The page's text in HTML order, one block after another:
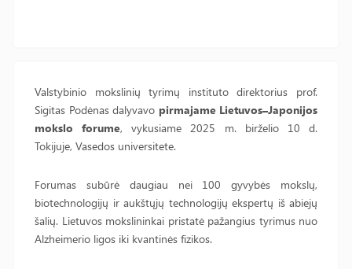
Valstybinio mokslinių tyrimų instituto direktorius prof.
Sigitas Podėnas dalyvavo pirmajame Lietuvos–Japonijos
mokslo forume, vykusiame 2025 m. birželio 10 d.
Tokijuje, Vasedos universitete.
Forumas subūrė daugiau nei 100 gyvybės mokslų,
biotechnologijų ir aukštųjų technologijų ekspertų iš abiejų
šalių. Lietuvos mokslininkai pristatė pažangius tyrimus nuo
Alzheimerio ligos iki kvantinės fizikos.